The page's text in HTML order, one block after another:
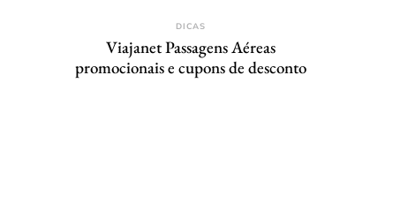
DICAS
Viajanet Passagens Aéreas
promocionais e cupons de desconto